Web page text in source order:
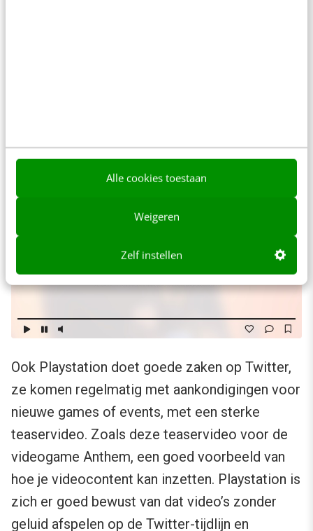
Alle cookies toestaan
Weigeren
Zelf instellen
Ook Playstation doet goede zaken op Twitter,
ze komen regelmatig met aankondigingen voor
nieuwe games of events, met een sterke
teaservideo. Zoals deze teaservideo voor de
videogame Anthem, een goed voorbeeld van
hoe je videocontent kan inzetten. Playstation is
zich er goed bewust van dat video’s zonder
geluid afspelen op de Twitter-tijdlijn en